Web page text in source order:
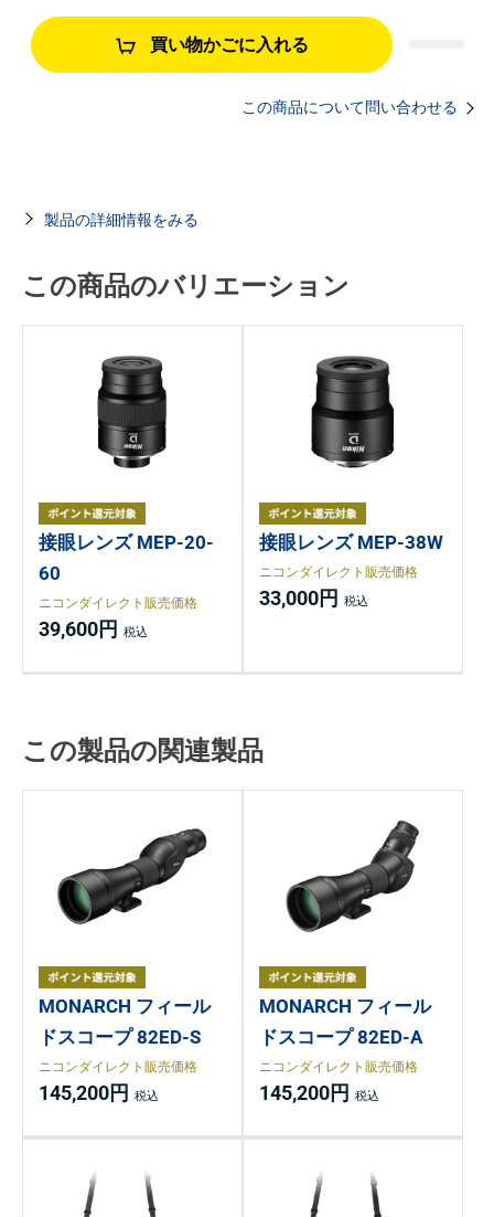
買い物かごに入れる
この商品について問い合わせる
製品の詳細情報をみる
この商品のバリエーション
接眼レンズ MEP-20-
60
ニコンダイレクト販売価格
39,600円
接眼レンズ MEP-38W
ニコンダイレクト販売価格
33,000円
この製品の関連製品
MONARCH フィール
ドスコープ 82ED-S
ニコンダイレクト販売価格
145,200円
MONARCH フィール
ドスコープ 82ED-A
ニコンダイレクト販売価格
145,200円